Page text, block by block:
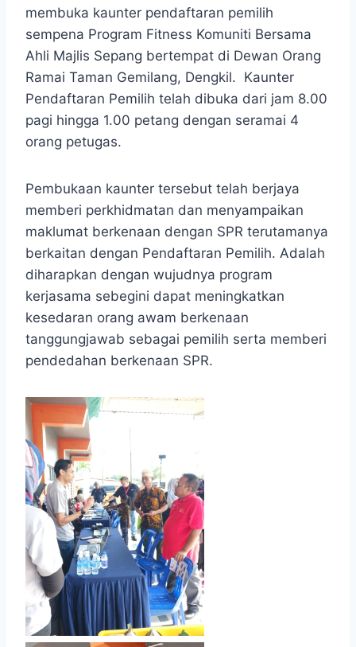
membuka kaunter pendaftaran pemilih
sempena Program Fitness Komuniti Bersama
Ahli Majlis Sepang bertempat di Dewan Orang
Ramai Taman Gemilang, Dengkil. Kaunter
Pendaftaran Pemilih telah dibuka dari jam 8.00
pagi hingga 1.00 petang dengan seramai 4
orang petugas.
Pembukaan kaunter tersebut telah berjaya
memberi perkhidmatan dan menyampaikan
maklumat berkenaan dengan SPR terutamanya
berkaitan dengan Pendaftaran Pemilih. Adalah
diharapkan dengan wujudnya program
kerjasama sebegini dapat meningkatkan
kesedaran orang awam berkenaan
tanggungjawab sebagai pemilih serta memberi
pendedahan berkenaan SPR.